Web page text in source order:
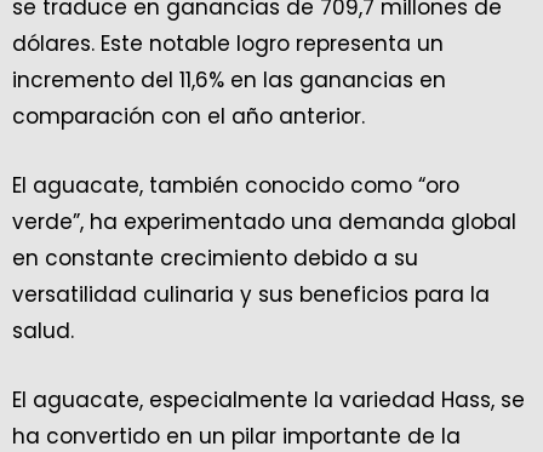
se traduce en ganancias de 709,7 millones de
dólares. Este notable logro representa un
incremento del 11,6% en las ganancias en
comparación con el año anterior.
El aguacate, también conocido como “oro
verde”, ha experimentado una demanda global
en constante crecimiento debido a su
versatilidad culinaria y sus beneficios para la
salud.
El aguacate, especialmente la variedad Hass, se
ha convertido en un pilar importante de la